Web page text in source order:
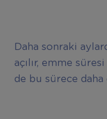
Daha sonraki
açılır, emme
de bu sürece daha